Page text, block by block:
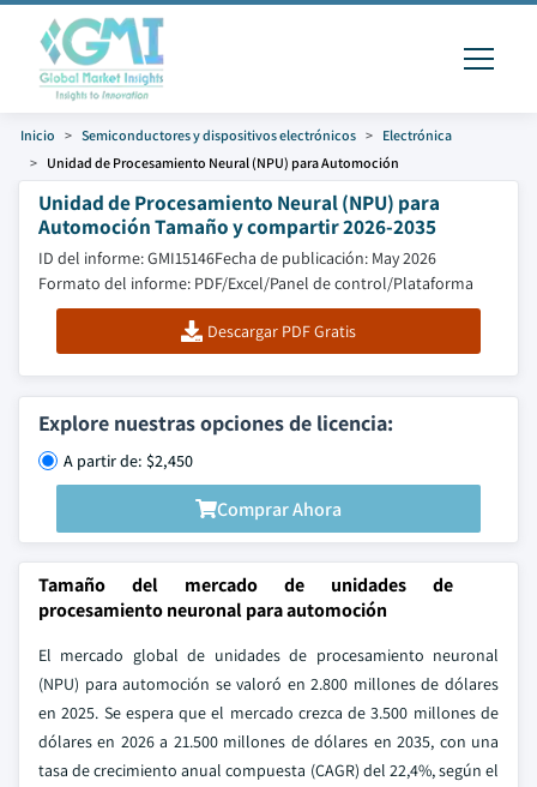
Inicio Semiconductores y dispositivos electrónicos
Electrónica
Unidad de Procesamiento Neural (NPU) para Automoción
Unidad de Procesamiento Neural (NPU) para
Automoción Tamaño y compartir 2026-2035
ID del informe: GMI15146Fecha de publicación: May 2026
Formato del informe: PDF/Excel/Panel de control/Plataforma
Descargar PDF Gratis
Explore nuestras opciones de licencia:
A partir de: $2,450
Comprar Ahora
Tamaño del mercado de unidades de
procesamiento neuronal para automoción
El mercado global de unidades de procesamiento neuronal
(NPU) para automoción se valoró en 2.800 millones de dólares
en 2025. Se espera que el mercado crezca de 3.500 millones de
dólares en 2026 a 21.500 millones de dólares en 2035, con una
tasa de crecimiento anual compuesta (CAGR) del 22,4%, según el